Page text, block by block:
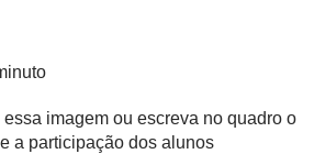
essa imagem ou escreva no quadro o
a participação dos alunos